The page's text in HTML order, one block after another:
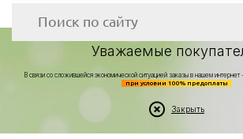
Уважаемые
В связи со сложившейся экономической ситуацией заказы в нашем интернет
при условии 100% предоплаты
Закрыть